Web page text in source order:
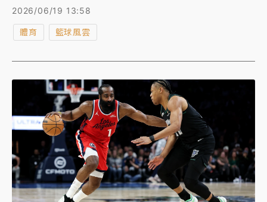
Brunson）率隊奪下，超過百萬名瘋狂的球迷湧入曼哈
頓下城街頭，將全城染成一片藍橘相間的海洋。
2026/06/19 13:58
體育 籃球風雲